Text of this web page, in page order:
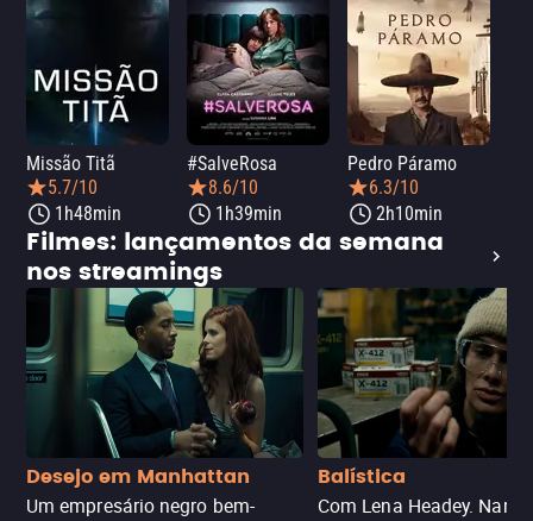
Missão Titã
5.7/10
1h48min
#SalveRosa
8.6/10
1h39min
Pedro Páramo
6.3/10
2h10min
Filmes: lançamentos da semana
nos streamings
Desejo em Manhattan
Um empresário negro bem-
Balística
Com Lena Headey.